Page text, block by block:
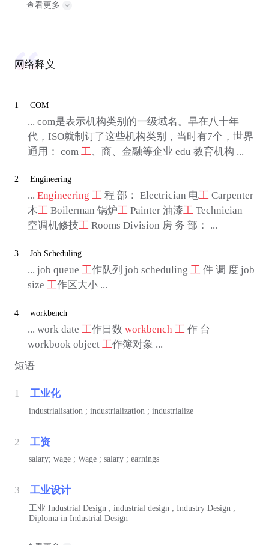
查看更多
网络释义
1 COM
... com是表示机构类别的一级域名。早在八十年
代，ISO就制订了这些机构类别，当时有7个，世界
通用： com 工 、商、金融等企业 edu 教育机构 ...
2 Engineering
... Engineering 工 程 部： Electrician 电工 Carpenter
木工 Boilerman 锅炉工 Painter 油漆工 Technician
空调机修技工 Rooms Division 房 务 部： ...
3 Job Scheduling
... job queue 工作队列 job scheduling 工 件 调 度 job
size 工作区大小 ...
4 workbench
... work date 工作日数 workbench 工 作 台
workbook object 工作簿对象 ...
短语
1 工业化
industrialisation ; industrialization ; industrialize
2 工资
salary; wage ; Wage ; salary ; earnings
3 工业设计
工业 Industrial Design ; industrial design ; Industry Design ;
Diploma in Industrial Design